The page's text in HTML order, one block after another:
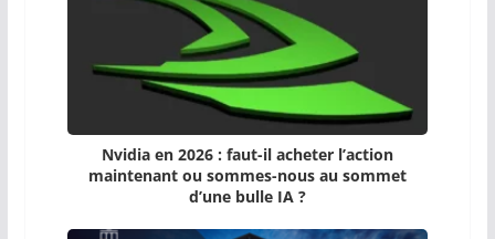
Nvidia en 2026 : faut-il acheter l’action
maintenant ou sommes-nous au sommet
d’une bulle IA ?